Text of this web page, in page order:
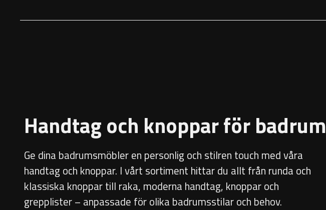
Handtag och knoppar för badrum
Ge dina badrumsmöbler en personlig och stilren touch med våra
handtag och knoppar. I vårt sortiment hittar du allt från runda och
klassiska knoppar till raka, moderna handtag, knoppar och
grepplister – anpassade för olika badrumsstilar och behov.